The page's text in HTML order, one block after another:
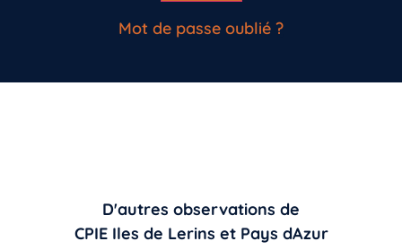
Mot de passe oublié ?
D'autres observations de
CPIE Iles de Lerins et Pays dAzur